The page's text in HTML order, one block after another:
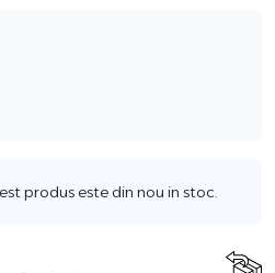
produs este din nou in stoc.